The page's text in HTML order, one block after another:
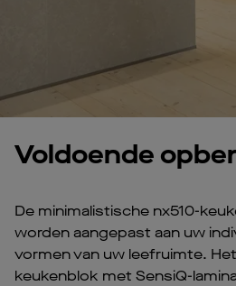
Voldoende
De minimalistische nx510-
worden aangepast aan uw
vormen van uw leefruimte.
keukenblok met SensiQ-